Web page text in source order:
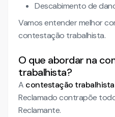
Descabimento de
Vamos entender melhor
contestação trabalhista.
O que abordar na
trabalhista?
A contestação trabalhista
Reclamado contrapõe
Reclamante.